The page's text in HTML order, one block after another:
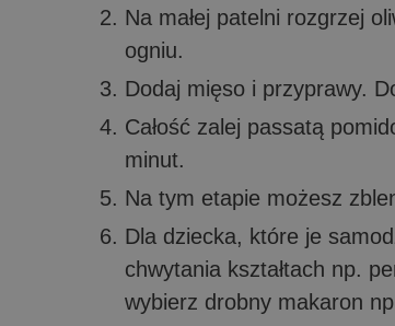
Na małej patelni rozgrzej
ogniu.
Dodaj mięso i przyprawy.
Całość zalej passatą
minut.
Na tym etapie możesz
Dla dziecka, które je
chwytania kształtach np.
wybierz drobny makaron